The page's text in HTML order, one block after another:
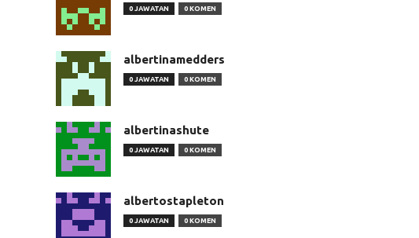
0 JAWATAN 0 KOMEN
albertinamedders
0 JAWATAN 0 KOMEN
albertinashute
0 JAWATAN 0 KOMEN
albertostapleton
0 JAWATAN 0 KOMEN